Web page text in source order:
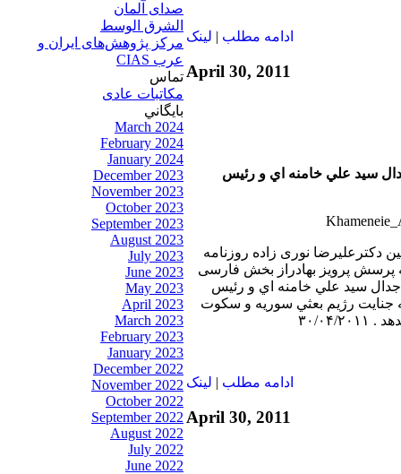
صدای آلمان
الشرق الوسط
مرکز پژوهش‌های ايران و
عرب CIAS
تماس
مکاتبات عادی
بايگاني
March 2024
February 2024
January 2024
December 2023
November 2023
October 2023
September 2023
August 2023
July 2023
June 2023
May 2023
April 2023
March 2023
February 2023
January 2023
December 2022
November 2022
October 2022
September 2022
August 2022
July 2022
June 2022
ادامه مطلب | لينک
April 30, 2011
سيد علي خامنه اي و رئيس
دکترعليرضا نوری زاده روزنامه
پرسش پرويز بهادراز بخش فارسی
جدال سيد علي خامنه اي و رئيس
منصوبش ٬ ادامه جنايت رژيم بعثي سوريه و سكوت
۲۰۱۱
ادامه مطلب | لينک
April 30, 2011